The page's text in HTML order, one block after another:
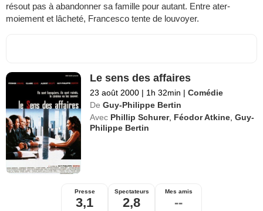
résout pas à abandonner sa famille pour autant. Entre ater-
moiement et lâcheté, Francesco tente de louvoyer.
Le sens des affaires
23 août 2000 | 1h 32min | Comédie
De Guy-Philippe Bertin
Avec Phillip Schurer, Féodor Atkine ,Guy-
Philippe Bertin
Presse
3,1
Spectateurs
2,8
Mes amis
--